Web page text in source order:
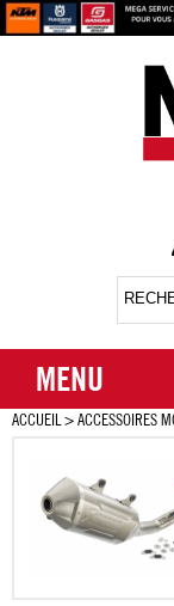
MENU
ACCUEIL>ACCESSOIRES